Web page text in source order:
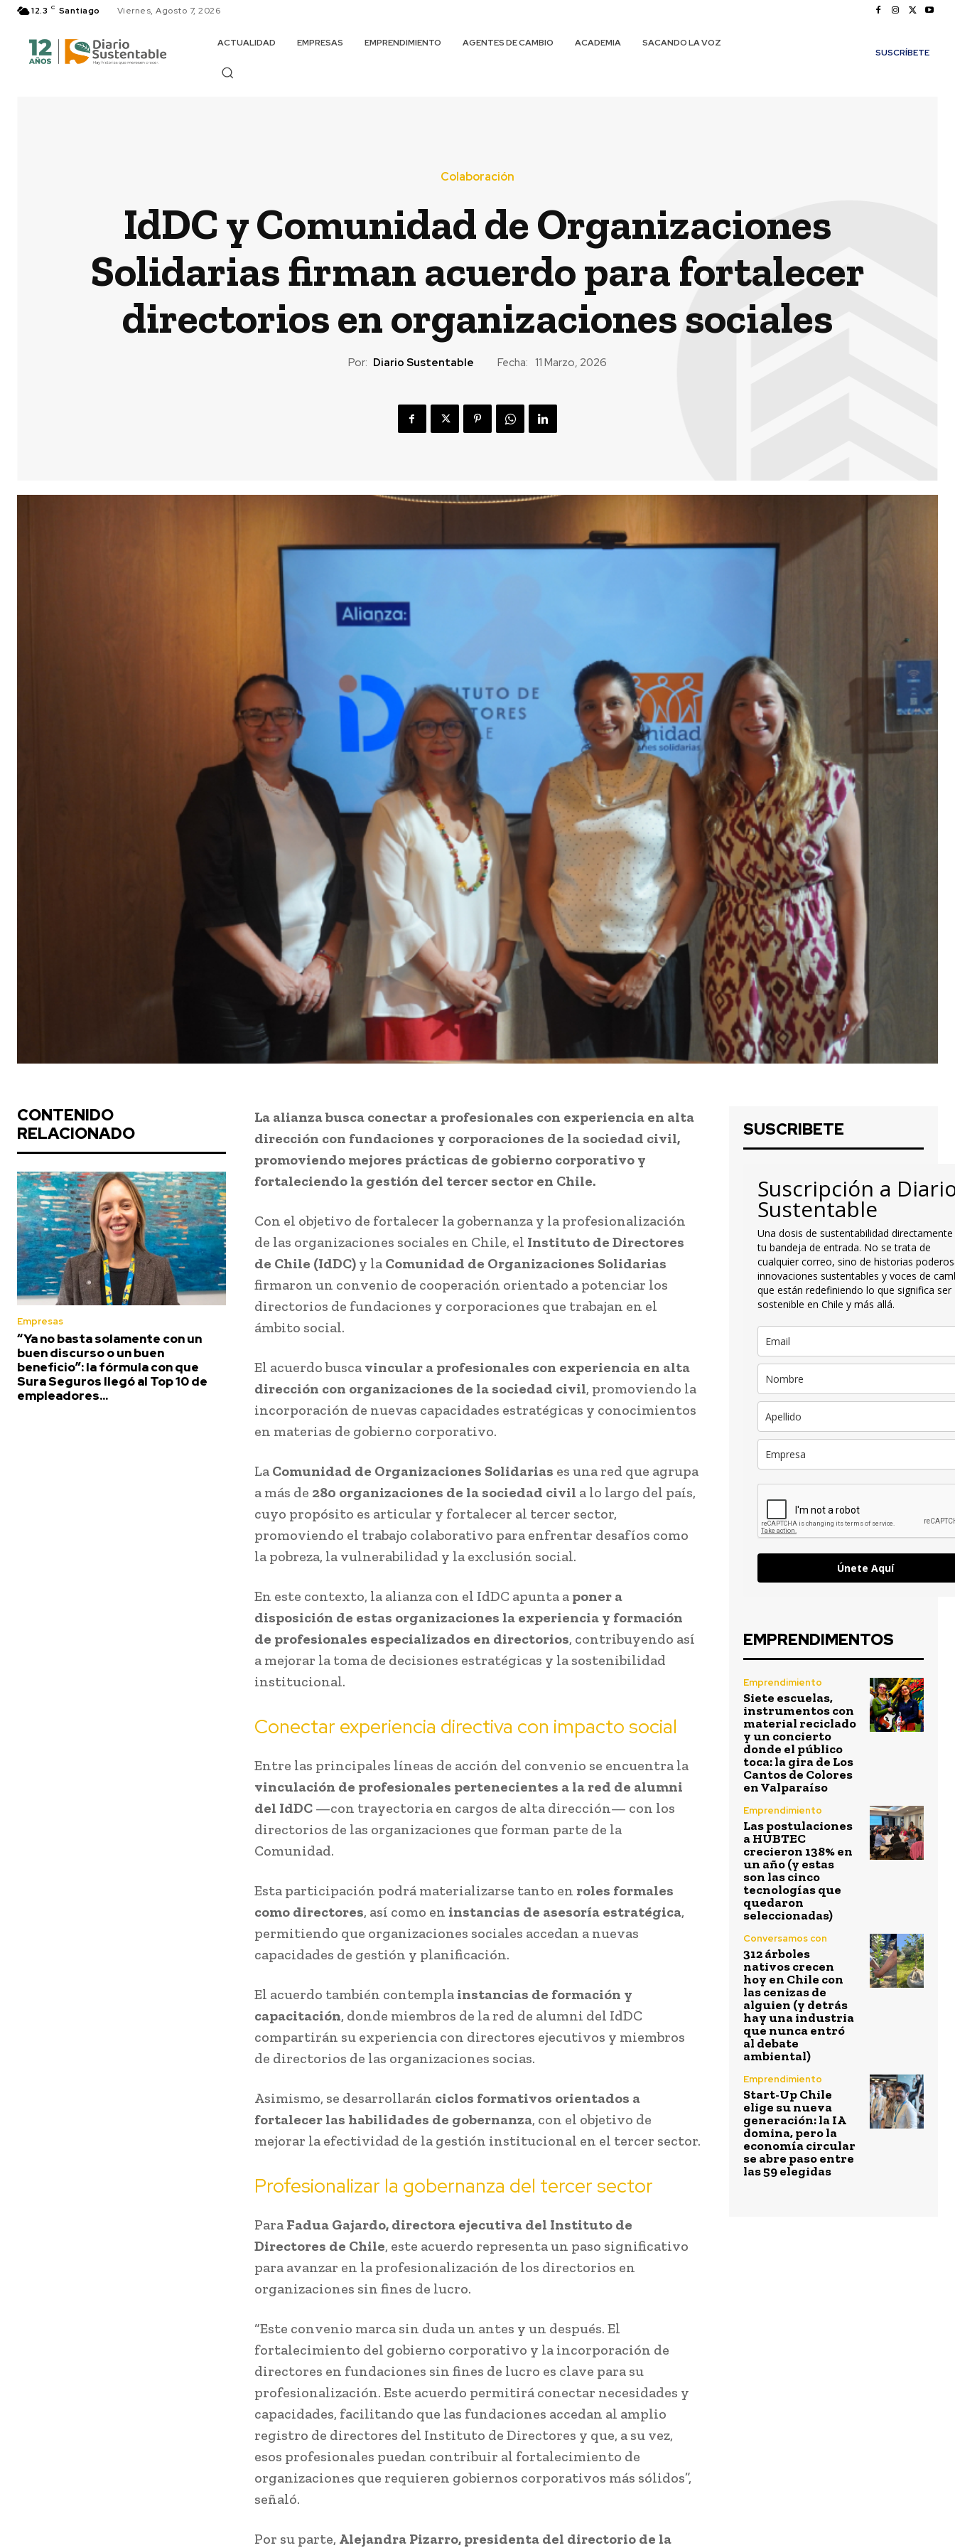
12.3 C Santiago Viernes, Agosto 7, 2026
ACTUALIDAD EMPRESAS EMPRENDIMIENTO AGENTES DE CAMBIO ACADEMIA
SACANDO LA VOZ
SUSCRÍBETE
Colaboración
IdDC y Comunidad de Organizaciones
Solidarias firman acuerdo para fortalecer
directorios en organizaciones sociales
Por: Diario Sustentable Fecha: 11 Marzo, 2026
CONTENIDO
RELACIONADO
Empresas
“Ya no basta solamente con un
buen discurso o un buen
beneficio”: la fórmula con que
Sura Seguros llegó al Top 10 de
empleadores...
La alianza busca conectar a profesionales con experiencia en alta
dirección con fundaciones y corporaciones de la sociedad civil,
promoviendo mejores prácticas de gobierno corporativo y
fortaleciendo la gestión del tercer sector en Chile.
Con el objetivo de fortalecer la gobernanza y la profesionalización
de las organizaciones sociales en Chile, el Instituto de Directores
de Chile (IdDC) y la Comunidad de Organizaciones Solidarias
firmaron un convenio de cooperación orientado a potenciar los
directorios de fundaciones y corporaciones que trabajan en el
ámbito social.
El acuerdo busca vincular a profesionales con experiencia en alta
dirección con organizaciones de la sociedad civil, promoviendo la
incorporación de nuevas capacidades estratégicas y conocimientos
en materias de gobierno corporativo.
La Comunidad de Organizaciones Solidarias es una red que agrupa
a más de 280 organizaciones de la sociedad civil a lo largo del país,
cuyo propósito es articular y fortalecer al tercer sector,
promoviendo el trabajo colaborativo para enfrentar desafíos como
la pobreza, la vulnerabilidad y la exclusión social.
En este contexto, la alianza con el IdDC apunta a poner a
disposición de estas organizaciones la experiencia y formación
de profesionales especializados en directorios, contribuyendo así
a mejorar la toma de decisiones estratégicas y la sostenibilidad
institucional.
Conectar experiencia directiva con impacto social
Entre las principales líneas de acción del convenio se encuentra la
vinculación de profesionales pertenecientes a la red de alumni
del IdDC —con trayectoria en cargos de alta dirección— con los
directorios de las organizaciones que forman parte de la
Comunidad.
Esta participación podrá materializarse tanto en roles formales
como directores, así como en instancias de asesoría estratégica,
permitiendo que organizaciones sociales accedan a nuevas
capacidades de gestión y planificación.
El acuerdo también contempla instancias de formación y
capacitación, donde miembros de la red de alumni del IdDC
compartirán su experiencia con directores ejecutivos y miembros
de directorios de las organizaciones socias.
Asimismo, se desarrollarán ciclos formativos orientados a
fortalecer las habilidades de gobernanza, con el objetivo de
mejorar la efectividad de la gestión institucional en el tercer sector.
Profesionalizar la gobernanza del tercer sector
Para Fadua Gajardo, directora ejecutiva del Instituto de
Directores de Chile, este acuerdo representa un paso significativo
para avanzar en la profesionalización de los directorios en
organizaciones sin fines de lucro.
“Este convenio marca sin duda un antes y un después. El
fortalecimiento del gobierno corporativo y la incorporación de
directores en fundaciones sin fines de lucro es clave para su
profesionalización. Este acuerdo permitirá conectar necesidades y
capacidades, facilitando que las fundaciones accedan al amplio
registro de directores del Instituto de Directores y que, a su vez,
esos profesionales puedan contribuir al fortalecimiento de
organizaciones que requieren gobiernos corporativos más sólidos”,
señaló.
Por su parte, Alejandra Pizarro, presidenta del directorio de la
SUSCRIBETE
Suscripción a
Sustentable
Una dosis de sustentabilidad
tu bandeja de entrada. No se trata de
cualquier correo, sino de historias
innovaciones sustentables y voces de
que están redefiniendo lo que significa ser
sostenible en Chile y más allá.
Únete Aquí
EMPRENDIMENTOS
Emprendimiento
Siete escuelas,
instrumentos con
material reciclado
y un concierto
donde el público
toca: la gira de Los
Cantos de Colores
en Valparaíso
Emprendimiento
Las postulaciones
a HUBTEC
crecieron 138% en
un año (y estas
son las cinco
tecnologías que
quedaron
seleccionadas)
Conversamos con
312 árboles
nativos crecen
hoy en Chile con
las cenizas de
alguien (y detrás
hay una industria
que nunca entró
al debate
ambiental)
Emprendimiento
Start-Up Chile
elige su nueva
generación: la IA
domina, pero la
economía circular
se abre paso entre
las 59 elegidas